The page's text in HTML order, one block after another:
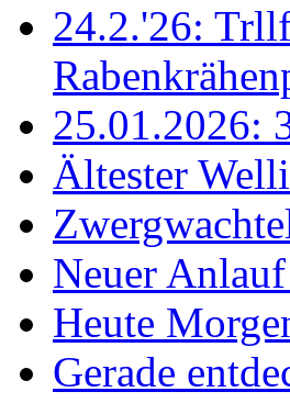
24.2.'26:
25.01.2026:
Ältester
Neuer
Heute
Gerade